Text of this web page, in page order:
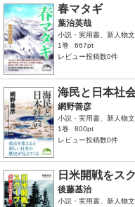
春マタギ
葉治英哉
小説・実用書、新人物
1巻
667pt
レビュー投稿数0件
海民と日本社
網野善彦
小説・実用書、新人物
1巻
800pt
レビュー投稿数0件
日米開戦をス
後藤基治
小説・実用書、新人物